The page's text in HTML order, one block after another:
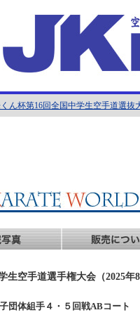
ん杯第16回全国中学生空手道選抜
生空手道選手権大会（2025
団体組手４・５回戦ABコート